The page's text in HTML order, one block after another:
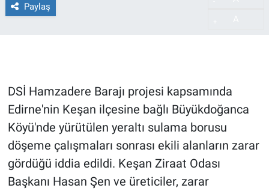
Paylaş
DSİ Hamzadere Barajı projesi kapsamında
Edirne'nin Keşan ilçesine bağlı Büyükdoğanca
Köyü'nde yürütülen yeraltı sulama borusu
döşeme çalışmaları sonrası ekili alanların zarar
gördüğü iddia edildi. Keşan Ziraat Odası
Başkanı Hasan Şen ve üreticiler, zarar